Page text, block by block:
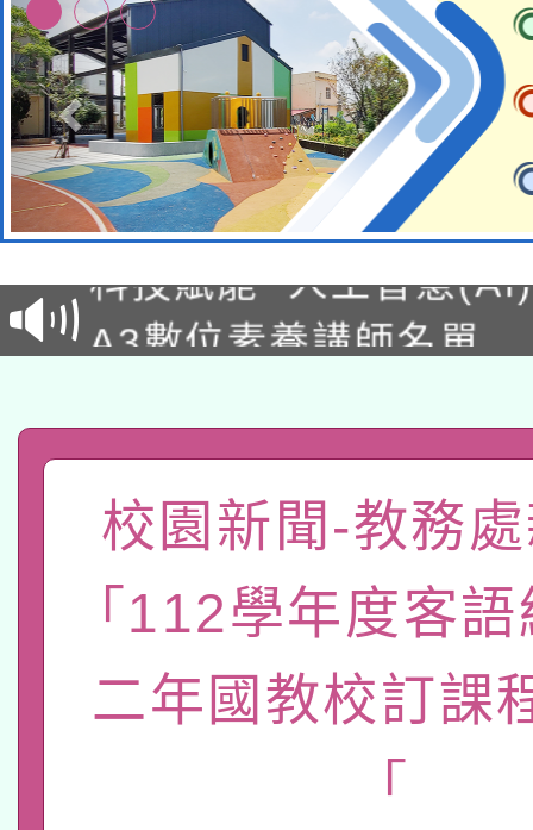
本館辦理115年度閱讀
礎課程
A3數位素養講師名單
pilot」
有關大陸委員會函釋公
薪期間赴陸應申請許可
轉知經濟部水利署委託
用水績優單位及節水達
動」
115年8月22日(星期六
桃園市孔廟祈福系列
開 智慧啟航」
2026年桃園地景藝術
「2026桃園藝術巡演
轉知教育部國民及學前
國立臺灣師範大學辦
本館辦理115年度閱讀
校園新聞-教務
「112學年度客
二年國教校訂課
「